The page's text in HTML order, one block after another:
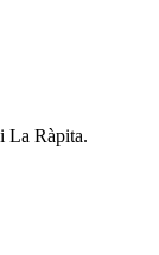
La Ràpita.